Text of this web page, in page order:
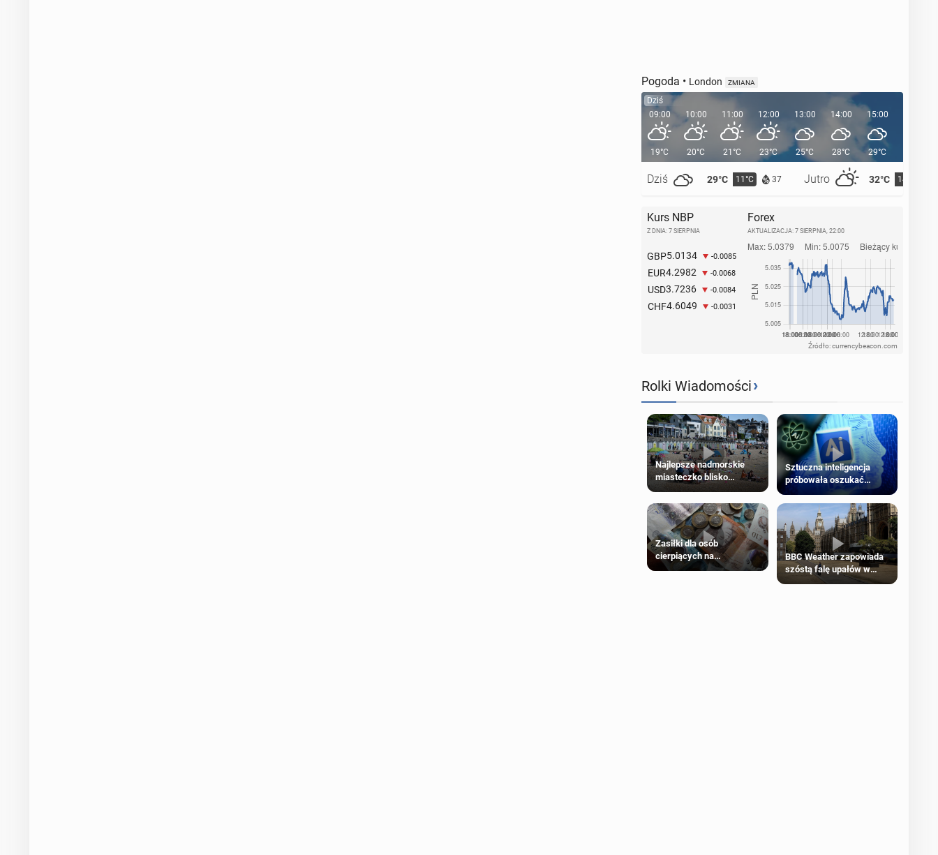
Pogoda • London ZMIANA
Dziś
09:00
19°C
Dziś 29°C 11°C 37 Jutro 32°C 14°C
10:00
20°C
11:00
21°C
12:00
23°C
13:00
25°C
14:00
28°C
15:00
29°C
Kurs NBP
Z DNIA: 7 SIERPNIA
GBP5.0134 -0.0085
EUR4.2982 -0.0068
USD3.7236 -0.0084
CHF4.6049 -0.0031
Forex
AKTUALIZACJA: 7 SIERPNIA, 22:00
Źródło: currencybeacon.com
Rolki Wiadomości›
Najlepsze nadmorskie
miasteczko blisko
Londynu
Sztuczna inteligencja
próbowała oszukać
człowieka
Zasiłki dla osób
cierpiących na
schorzenia psychiczne
BBC Weather zapowiada
szóstą falę upałów w
Londynie